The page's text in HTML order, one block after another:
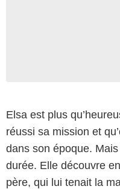
Elsa est plus
réussi sa mission et
dans son époque.
durée. Elle découvre
père, qui lui tenait la